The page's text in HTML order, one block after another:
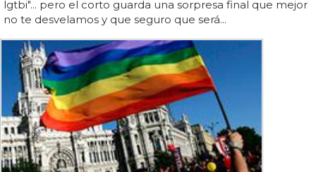
lgtbi"... pero el corto guarda una sorpresa final que mejor
no te desvelamos y que seguro que será...